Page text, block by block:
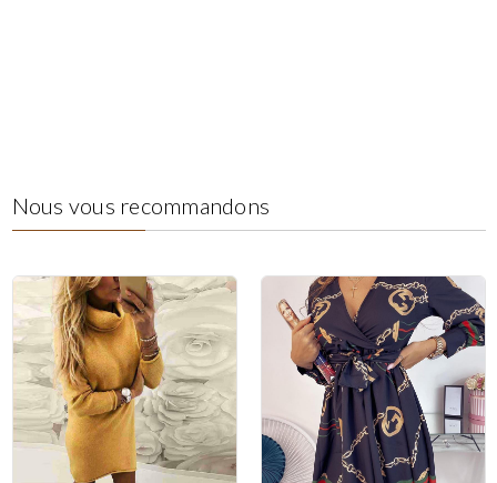
Nous vous recommandons